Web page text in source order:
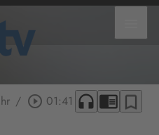
/ play_circle_outline 01:41 headphones chrome_reader_mode bookmark_border